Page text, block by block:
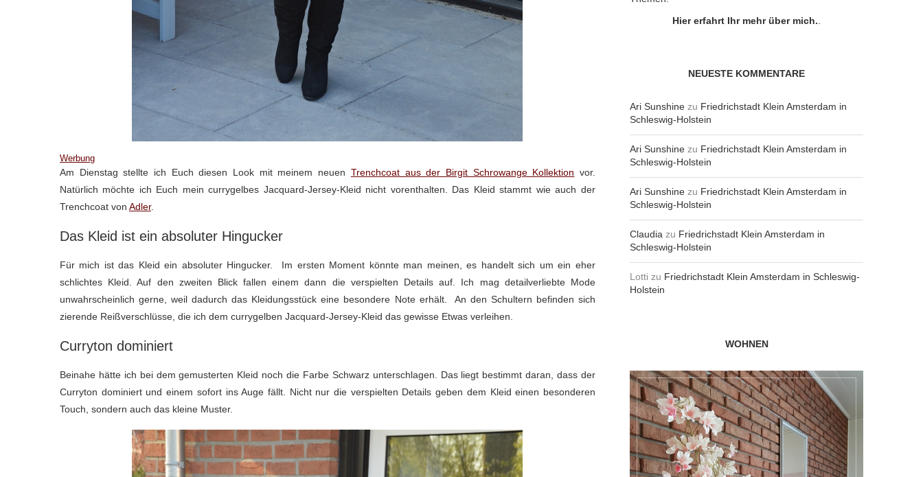
Werbung
Am Dienstag stellte ich Euch diesen Look mit meinem neuen Trenchcoat aus der Birgit Schrowange Kollektion vor.
Natürlich möchte ich Euch mein currygelbes Jacquard-Jersey-Kleid nicht vorenthalten. Das Kleid stammt wie auch der
Trenchcoat von Adler.
Das Kleid ist ein absoluter Hingucker
Für mich ist das Kleid ein absoluter Hingucker. Im ersten Moment könnte man meinen, es handelt sich um ein eher
schlichtes Kleid. Auf den zweiten Blick fallen einem dann die verspielten Details auf. Ich mag detailverliebte Mode
unwahrscheinlich gerne, weil dadurch das Kleidungsstück eine besondere Note erhält. An den Schultern befinden sich
zierende Reißverschlüsse, die ich dem currygelben Jacquard-Jersey-Kleid das gewisse Etwas verleihen.
Curryton dominiert
Beinahe hätte ich bei dem gemusterten Kleid noch die Farbe Schwarz unterschlagen. Das liegt bestimmt daran, dass der
Curryton dominiert und einem sofort ins Auge fällt. Nicht nur die verspielten Details geben dem Kleid einen besonderen
Touch, sondern auch das kleine Muster.
Hier erfahrt Ihr mehr über mich..
NEUESTE KOMMENTARE
Ari Sunshine zu Friedrichstadt Klein Amsterdam in
Schleswig-Holstein
Ari Sunshine zu Friedrichstadt Klein Amsterdam in
Schleswig-Holstein
Ari Sunshine zu Friedrichstadt Klein Amsterdam in
Schleswig-Holstein
Claudia zu Friedrichstadt Klein Amsterdam in
Schleswig-Holstein
Lotti zu Friedrichstadt Klein Amsterdam in Schleswig-
Holstein
WOHNEN